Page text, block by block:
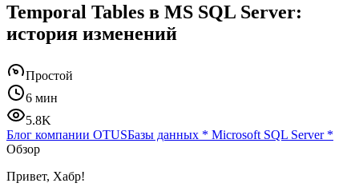
Temporal Tables в MS SQL Server:
история изменений
Простой
6 мин
5.8K
Блог компании OTUSБазы данных * Microsoft SQL Server*
Обзор
Привет, Хабр!